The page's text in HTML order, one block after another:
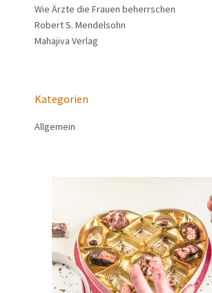
Wie Ärzte die Frauen beherrschen
Robert S. Mendelsohn
Mahajiva Verlag
Kategorien
Allgemein